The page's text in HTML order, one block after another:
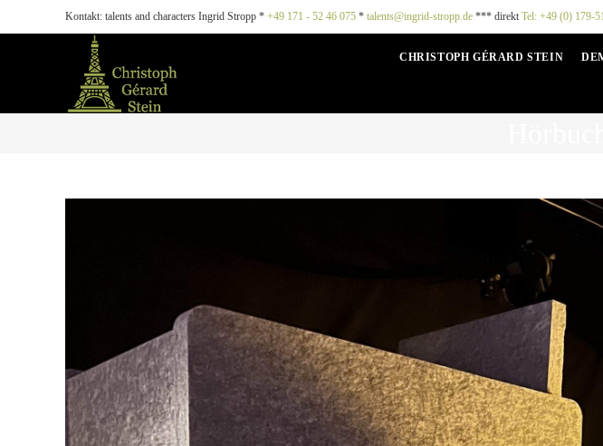
Kontakt: talents and characters Ingrid Stropp * +49 171 - 52 46 075 * talents@ingrid-stropp.de *** direkt Tel: +49 (0) 179-
CHRISTOPH GÉRARD STEIN